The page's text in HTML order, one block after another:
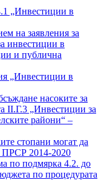
„Инвестиции в
на заявления за
инвестиции в
и публична
„Инвестиции в
насоките за
II.Г.3 „Инвестиции за
райони“ –
стопани могат да
ПРСР 2014-2020
по подмярка 4.2. до
по процедурата